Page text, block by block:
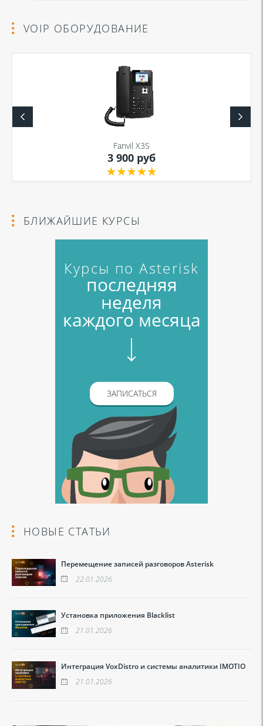
VOIP ОБОРУДОВАНИЕ
Fanvil X3S
3 900 руб
БЛИЖАЙШИЕ КУРСЫ
Курсы по Asterisk
последняя
неделя
каждого месяца
ЗАПИСАТЬСЯ
НОВЫЕ СТАТЬИ
Перемещение записей разговоров Asterisk
22.01.2026
Установка приложения Blacklist
21.01.2026
Интеграция VoxDistro и системы аналитики IMOTIO
21.01.2026